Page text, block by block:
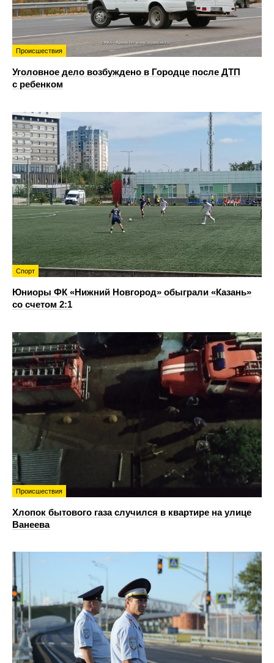
Происшествия
Уголовное дело возбуждено в Городце после ДТП
с ребенком
Спорт
Юниоры ФК «Нижний Новгород» обыграли «Казань»
со счетом 2:1
Происшествия
Хлопок бытового газа случился в квартире на улице
Ванеева